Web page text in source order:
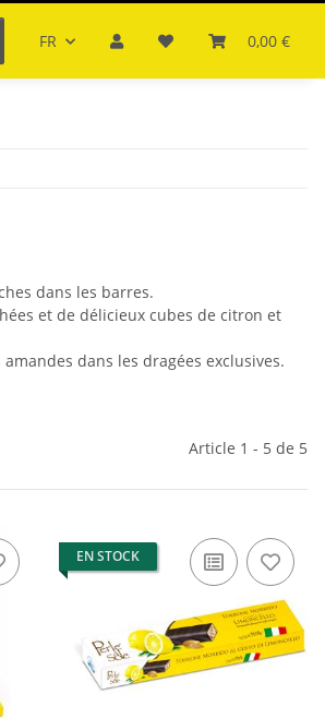
FR 0,00 €
dans les barres.
et de délicieux cubes de citron et
dans les dragées exclusives.
Article 1 - 5 de 5
EN STOCK